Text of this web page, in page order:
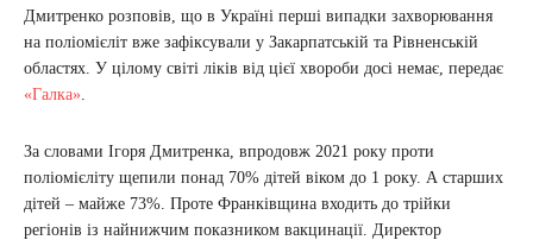
Дмитренко розповів, що в Україні перші випадки захворювання
на поліомієліт вже зафіксували у Закарпатській та Рівненській
областях. У цілому світі ліків від цієї хвороби досі немає, передає
«Галка»
За словами Ігоря Дмитренка, впродовж 2021 року проти
поліомієліту щепили понад 70% дітей віком до 1 року. А старших
дітей – майже 73%. Проте Франківщина входить до трійки
регіонів із найнижчим показником вакцинації. Директор